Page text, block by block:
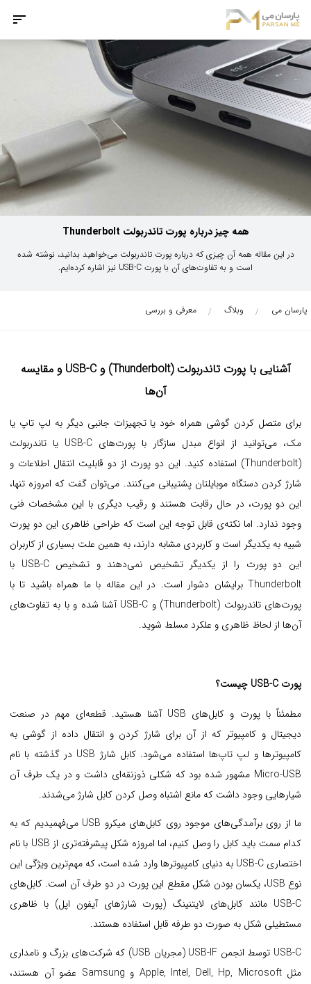
همه چیز درباره پورت تاندربولت Thunderbolt
در این مقاله همه آن چیزی که درباره پورت تاندربولت می‌خواهید بدانید، نوشته شده
است و به تفاوت‌های آن با پورت USB-C نیز اشاره کرده‌ایم.
پارسان می وبلاگ معرفی و بررسی
آشنایی با پورت تاندربولت (Thunderbolt) و USB-C و مقایسه
آن‌ها
برای متصل کردن گوشی همراه خود یا تجهیزات جانبی دیگر به لپ تاپ یا
مک، می‌توانید از انواع مبدل سازگار با پورت‌های USB-C یا تاندربولت
(Thunderbolt) استفاده کنید. این دو پورت از دو قابلیت انتقال اطلاعات و
شارژ کردن دستگاه موبایلتان پشتیبانی می‌کنند. می‌توان گفت که امروزه تنها،
این دو پورت، در حال رقابت هستند و رقیب دیگری با این مشخصات فنی
وجود ندارد. اما نکته‌ی قابل توجه این است که طراحی ظاهری این دو پورت
شبیه به یکدیگر است و کاربردی مشابه دارند، به همین علت بسیاری از کاربران
این دو پورت را از یکدیگر تشخیص نمی‌دهند و تشخیص USB-C با
Thunderbolt برایشان دشوار است. در این مقاله با ما همراه باشید تا با
پورت‌های تاندربولت (Thunderbolt) و USB-C آشنا شده و با به تفاوت‌های
آن‌ها از لحاظ ظاهری و علکرد مسلط شوید.
پورت USB-C چیست؟
مطمئناً با پورت و کابل‌های USB آشنا هستید. قطعه‌ای مهم در صنعت
دیجیتال و کامپیوتر که از آن برای شارژ کردن و انتقال داده از گوشی به
کامپیوترها و لپ تاپ‌ها استفاده می‌شود. کابل شارژ USB در گذشته با نام
Micro-USB مشهور شده بود که شکلی ذوزنقه‌ای داشت و در یک طرف آن
شیارهایی وجود داشت که مانع اشتباه وصل کردن کابل شارژ می‌شدند.
ما از روی برآمدگی‌های موجود روی کابل‌های میکرو USB می‌فهمیدیم که به
کدام سمت باید کابل را وصل کنیم، اما امروزه شکل پیشرفته‌تری از USB با نام
اختصاری USB-C به دنیای کامپیوترها وارد شده است، که مهم‌ترین ویژگی این
نوع USB، یکسان بودن شکل مقطع این پورت در دو طرف آن است. کابل‌های
USB-C مانند کابل‌های لایتنینگ (پورت شارژهای آیفون اپل) با ظاهری
مستطیلی شکل به صورت دو طرفه قابل استفاده هستند.
USB-C توسط انجمن USB-IF (مجریان USB) که شرکت‌های بزرگ و نامداری
مثل Apple, Intel, Dell, Hp, Microsoft و Samsung عضو آن هستند،